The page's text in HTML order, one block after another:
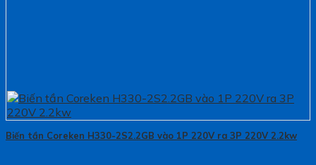
Biến tần Coreken H330-2S2.2GB vào 1P 220V ra 3P 220V 2.2kw